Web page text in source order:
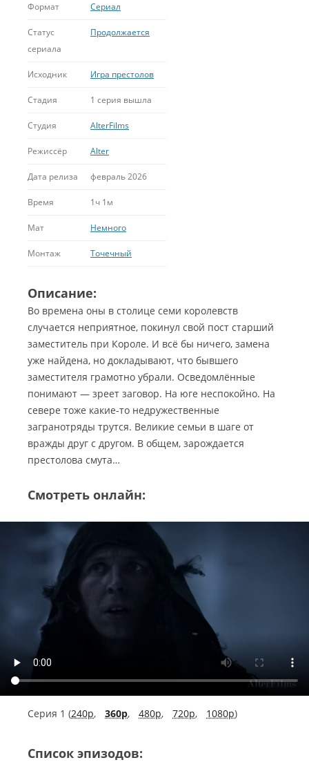
Формат Сериал
Статус
сериала
Продолжается
Исходник Игра престолов
Стадия 1 серия вышла
Студия AlterFilms
Режиссёр Alter
Дата релиза февраль 2026
Время 1ч 1м
Мат Немного
Монтаж Точечный
Описание:
Во времена оны в столице семи королевств
случается неприятное, покинул свой пост старший
заместитель при Короле. И всё бы ничего, замена
уже найдена, но докладывают, что бывшего
заместителя грамотно убрали. Осведомлённые
понимают — зреет заговор. На юге неспокойно. На
севере тоже какие-то недружественные
загранотряды трутся. Великие семьи в шаге от
вражды друг с другом. В общем, зарождается
престолова смута…
Смотреть онлайн:
Серия 1 (240p, 360p, 480p, 720p, 1080p)
Список эпизодов: